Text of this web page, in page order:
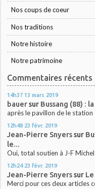
Nos coups de coeur
Nos traditions
Notre histoire
Notre patrimoine
Commentaires récents
14h37 13 mars 2019
bauersur Bussang (88) :
après le pavillon de le
12h48 23 févr. 2019
Jean-Pierre Snyerssur
le...
Oui, total soutien à J-F
12h24 23 févr. 2019
Jean-Pierre Snyerssur
Merci pour ces deux articles